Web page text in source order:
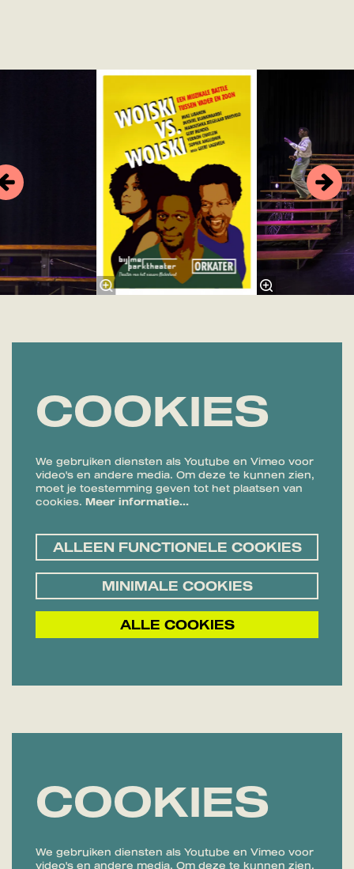
COOKIES
We gebruiken diensten als Youtube en Vimeo voor
video's en andere media. Om deze te kunnen zien,
moet je toestemming geven tot het plaatsen van
cookies. Meer informatie…
ALLEEN FUNCTIONELE COOKIES
MINIMALE COOKIES
ALLE COOKIES
COOKIES
We gebruiken diensten als Youtube en Vimeo voor
video's en andere media. Om deze te kunnen zien,